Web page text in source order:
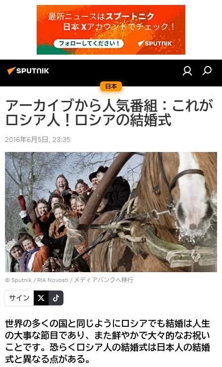
日本
アーカイブから人気番組：これが
ロシア人！ロシアの結婚式
2016年6月5日, 23:35
© Sputnik / RIA Novosti / メディアバンクへ移行
サイン
世界の多くの国と同じようにロシアでも結婚は人生
の大事な節目であり、また鮮やかで大々的なお祝い
ことです。恐らくロシア人の結婚式は日本人の結婚
式と異なる点がある。